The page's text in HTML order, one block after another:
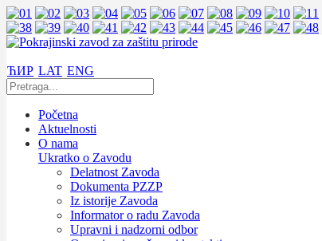
ЋИР LAT ENG
Početna
Aktuelnosti
O nama
Ukratko o Zavodu
Delatnost Zavoda
Dokumenta PZZP
Iz istorije Zavoda
Informator o radu Zavoda
Upravni i nadzorni odbor